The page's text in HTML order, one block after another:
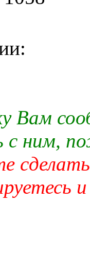
Вам
с ним,
сделать